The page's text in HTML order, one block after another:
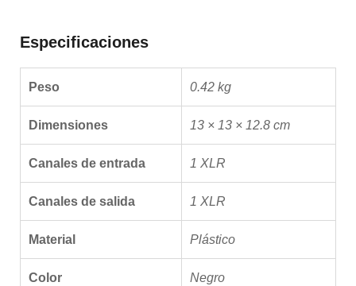
Especificaciones
Peso 0.42 kg
Dimensiones 13 × 13 × 12.8 cm
Canales de entrada 1 XLR
Canales de salida 1 XLR
Material Plástico
Color Negro